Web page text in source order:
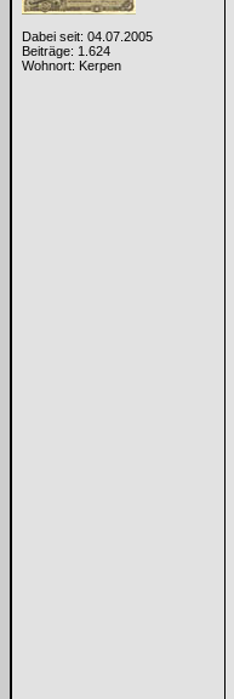
Dabei seit: 04.07.2005
Beiträge: 1.624
Wohnort: Kerpen